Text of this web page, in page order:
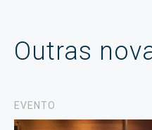
Outras
EVENTO